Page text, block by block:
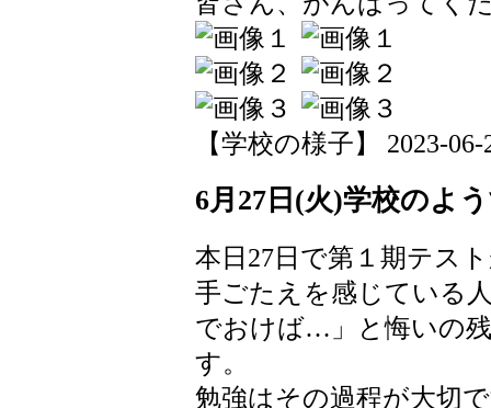
【学校の様子】 2023-
6月27日(火)学校のよ
本日27日で第１期テス
手ごたえを感じている
でおけば…」と悔いの
す。
勉強はその過程が大切